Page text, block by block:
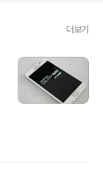
더보기